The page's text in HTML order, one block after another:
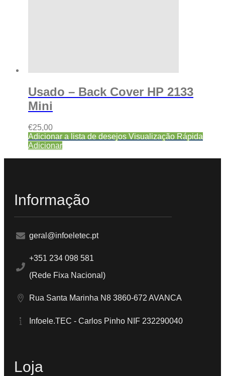
Usado – Back Cover HP 2133
Mini
€25,00
Adicionar a lista de desejos Visualização Rápida
Adicionar
Informação
geral@infoeletec.pt
+351 234 098 581
(Rede Fixa Nacional)
Rua Santa Marinha N8 3860-672 AVANCA
Infoele.TEC - Carlos Pinho NIF 232290040
Loja